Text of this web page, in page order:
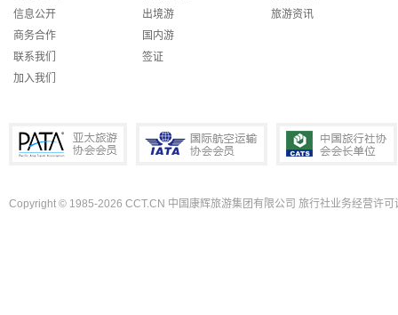
信息公开
商务合作
联系我们
加入我们
出境游
国内游
签证
旅游资讯
Copyright © 1985-2026 CCT.CN 中国康辉旅游集团有限公司 旅行社业务经营许